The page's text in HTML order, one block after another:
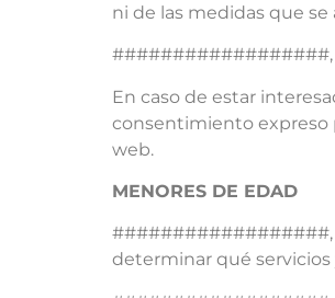
ni de las medidas que
##################,
En caso de estar
consentimiento expreso
web.
MENORES DE EDAD
##################,
determinar qué servicios